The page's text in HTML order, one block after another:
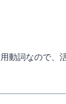
動詞なので